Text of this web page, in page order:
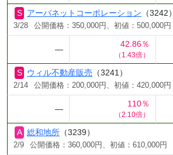
アーバネットコーポレーション （3242）
3/28 公開価格：350,000円、初値：500,000円
―
42.86％
（1.43倍）
ウィル不動産販売 （3241）
2/14 公開価格：200,000円、初値：420,000円
―
110％
（2.10倍）
総和地所 （3239）
2/9 公開価格：360,000円、初値：610,000円